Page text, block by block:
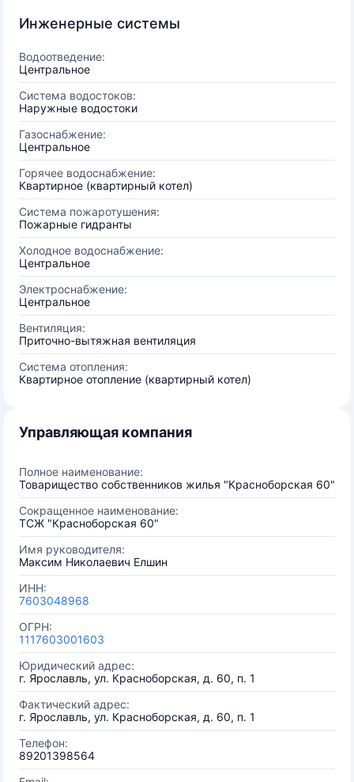
Инженерные системы
Водоотведение:
Центральное
Система водостоков:
Наружные водостоки
Газоснабжение:
Центральное
Горячее водоснабжение:
Квартирное (квартирный котел)
Система пожаротушения:
Пожарные гидранты
Холодное водоснабжение:
Центральное
Электроснабжение:
Центральное
Вентиляция:
Приточно-вытяжная вентиляция
Система отопления:
Квартирное отопление (квартирный котел)
Управляющая компания
Полное наименование:
Товарищество собственников жилья "Красноборская 60"
Сокращенное наименование:
ТСЖ "Красноборская 60"
Имя руководителя:
Максим Николаевич Елшин
ИНН:
7603048968
ОГРН:
1117603001603
Юридический адрес:
г. Ярославль, ул. Красноборская, д. 60, п. 1
Фактический адрес:
г. Ярославль, ул. Красноборская, д. 60, п. 1
Телефон:
89201398564